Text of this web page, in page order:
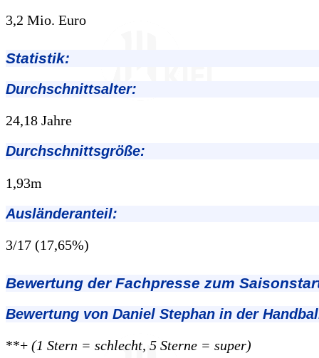
3,2 Mio. Euro
Statistik:
Durchschnittsalter:
24,18 Jahre
Durchschnittsgröße:
1,93m
Ausländeranteil:
3/17 (17,65%)
Bewertung der Fachpresse zum
Bewertung von Daniel Stephan in der
**+ (1 Stern = schlecht, 5 Sterne = super)